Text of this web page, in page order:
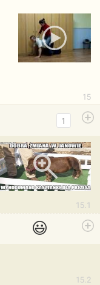
15
15.1
1
😃
15.2